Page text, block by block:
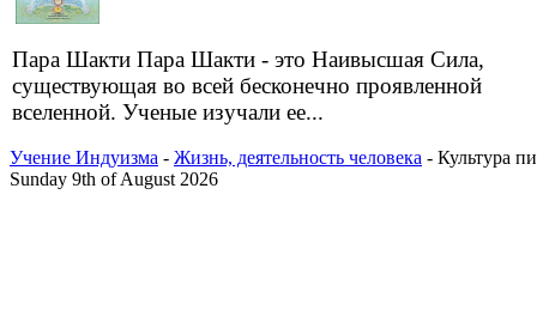
Пара Шакти Пара Шакти - это Наивысшая Сила,
существующая во всей бесконечно проявленной
вселенной. Ученые изучали ее...
Учение Индуизма - Жизнь, деятельность человека - Культура
Sunday 9th of August 2026